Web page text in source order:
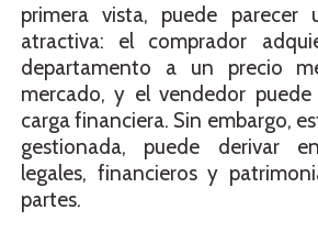
primera vista, puede parecer
atractiva: el comprador
departamento a un precio
mercado, y el vendedor
carga financiera. Sin embargo,
gestionada, puede derivar
legales, financieros y
partes.